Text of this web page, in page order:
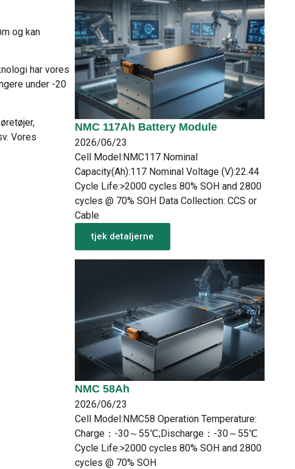
og kan
har vores
under -20
Vores
NMC 117Ah Battery Module
2026/06/23
Cell Model:NMC117 Nominal
Capacity(Ah):117 Nominal Voltage (V):22.44
Cycle Life:>2000 cycles 80% SOH and 2800
cycles @ 70% SOH Data Collection: CCS or
Cable
tjek detaljerne
NMC 58Ah
2026/06/23
Cell Model:NMC58 Operation Temperature:
Charge：-30～55℃;Discharge：-30～55℃
Cycle Life:>2000 cycles 80% SOH and 2800
cycles @ 70% SOH